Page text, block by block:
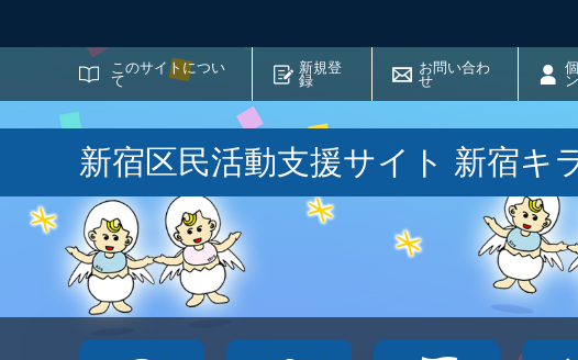
このサイトについ
て
新規登
録
お問い合わ
せ
ン
サイト内検索
新宿区民活動支援サイト 新宿キ